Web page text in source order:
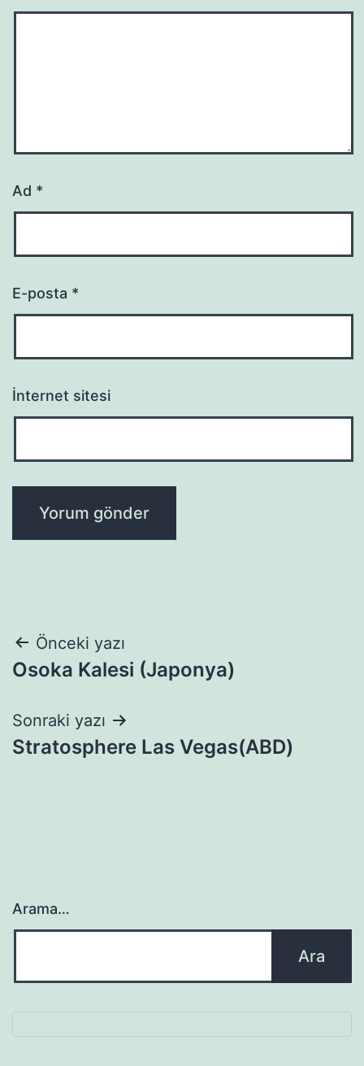
Ad *
E-posta *
İnternet sitesi
Yazı
gezinmesi
Önceki yazı
Osoka Kalesi (Japonya)
Sonraki yazı
Stratosphere Las Vegas(ABD)
Arama…